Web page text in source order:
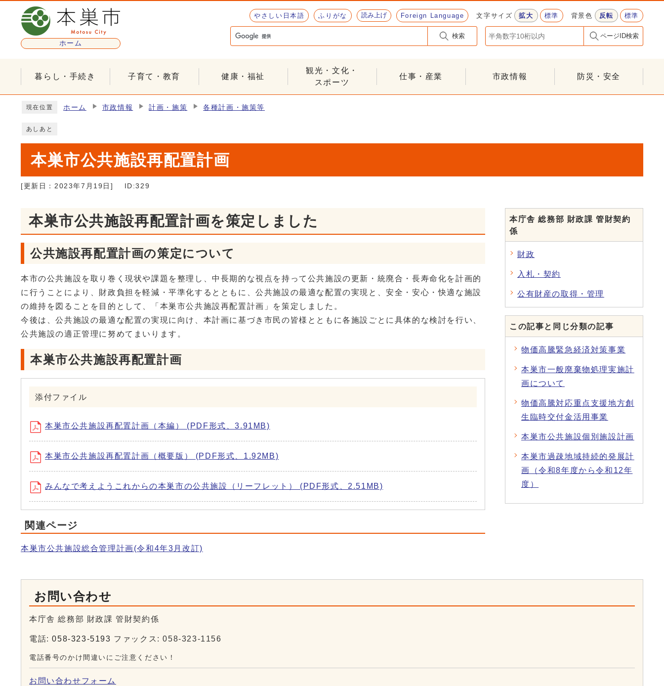
ページの先頭です
ホーム
やさしい日本語 ふりがな 読み上げ Foreign Language 文字サイズ 拡大 標準 背景色 反転 標準
検索 ページID検索
暮らし・手続き 子育て・教育 健康・福祉
観光・文化・
スポーツ
仕事・産業 市政情報 防災・安全
現在位置 ホーム 市政情報 計画・施策 各種計画・施策等
あしあと
本巣市公共施設再配置計画
[更新日： 2023年7月19日 ] ID:329
本巣市公共施設再配置計画を策定しました
公共施設再配置計画の策定について
本市の公共施設を取り巻く現状や課題を整理し、中長期的な視点を持って公共施設の更新・統廃合・長寿命化を計画的
に行うことにより、財政負担を軽減・平準化するとともに、公共施設の最適な配置の実現と、安全・安心・快適な施設
の維持を図ることを目的として、「本巣市公共施設再配置計画」を策定しました。
今後は、公共施設の最適な配置の実現に向け、本計画に基づき市民の皆様とともに各施設ごとに具体的な検討を行い、
公共施設の適正管理に努めてまいります。
本巣市公共施設再配置計画
添付ファイル
本巣市公共施設再配置計画（本編） (PDF形式、3.91MB)
本巣市公共施設再配置計画（概要版） (PDF形式、1.92MB)
みんなで考えようこれからの本巣市の公共施設（リーフレット） (PDF形式、2.51MB)
関連ページ
本巣市公共施設総合管理計画(令和4年3月改訂)
本庁舎 総務部 財政課 管財契約
係
財政
入札・契約
公有財産の取得・管理
この記事と同じ分類の記事
物価高騰緊急経済対策事業
本巣市一般廃棄物処理実施計
画について
物価高騰対応重点支援地方創
生臨時交付金活用事業
本巣市公共施設個別施設計画
本巣市過疎地域持続的発展計
画（令和8年度から令和12年
度）
お問い合わせ
本庁舎 総務部 財政課 管財契約係
電話:058-323-5193 ファックス: 058-323-1156
電話番号のかけ間違いにご注意ください！
お問い合わせフォーム